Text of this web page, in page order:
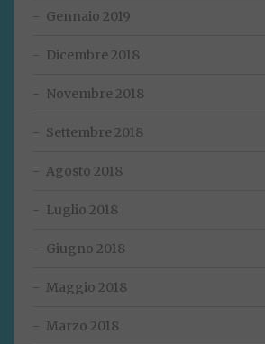
Gennaio 2019
Dicembre 2018
Novembre 2018
Settembre 2018
Agosto 2018
Luglio 2018
Giugno 2018
Maggio 2018
Marzo 2018